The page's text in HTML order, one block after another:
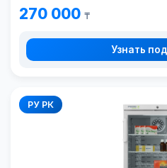
270 000 ₸
Узнать
РУ РК